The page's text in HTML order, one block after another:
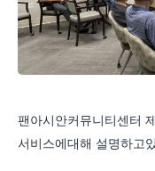
팬아시안커뮤니티센터
서비스에대해 설명하고